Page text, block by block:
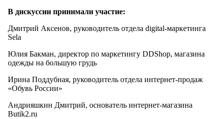
В дискуссии принимали участие:
Дмитрий Аксенов, руководитель отдела digital-маркетинга
Sela
Юлия Бакман, директор по маркетингу DDShop, магазина
одежды на большую грудь
Ирина Поддубная, руководитель отдела интернет-продаж
«Обувь России»
Андрияшкин Дмитрий, основатель интернет-магазина
Butik2.ru